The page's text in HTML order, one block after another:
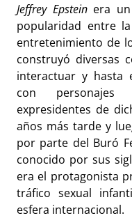
Jeffrey Epstein era
popularidad entre
entretenimiento de
construyó diversas
interactuar y hasta
con personajes
expresidentes de
años más tarde y
por parte del Buró
conocido por sus
era el protagonista
tráfico sexual
esfera internacional.